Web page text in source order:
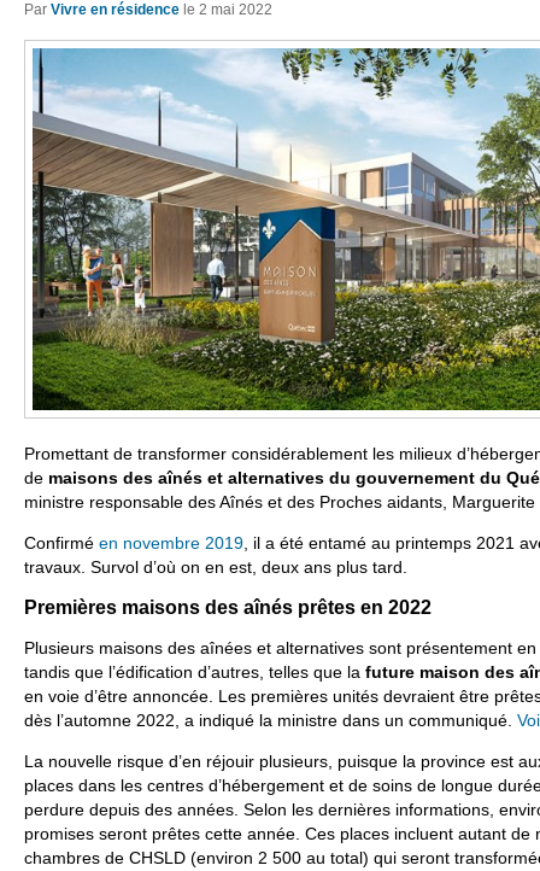
Par Vivre en résidence le 2 mai 2022
Promettant de transformer considérablement les milieux
de maisons des aînés et alternatives du gouvernement du
ministre responsable des Aînés et des Proches aidants, Marguerite
Confirmé en novembre 2019 , il a été entamé au printemps 2021
travaux. Survol d’où on en est, deux ans plus tard.
Premières maisons des aînés prêtes en 2022
Plusieurs maisons des aînées et alternatives sont présentement
tandis que l’édification d’autres, telles que la future maison des
en voie d’être annoncée. Les premières unités devraient être
dès l’automne 2022, a indiqué la ministre dans un communiqué.
La nouvelle risque d’en réjouir plusieurs, puisque la province est
places dans les centres d’hébergement et de soins de longue
perdure depuis des années. Selon les dernières informations,
promises seront prêtes cette année. Ces places incluent autant de
chambres de CHSLD (environ 2 500 au total) qui seront